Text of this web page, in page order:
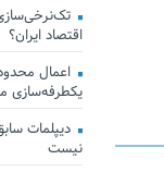
اقتصاد ایران؟
اعمال
یکطرفه‌سازی
دیپلمات
نیست